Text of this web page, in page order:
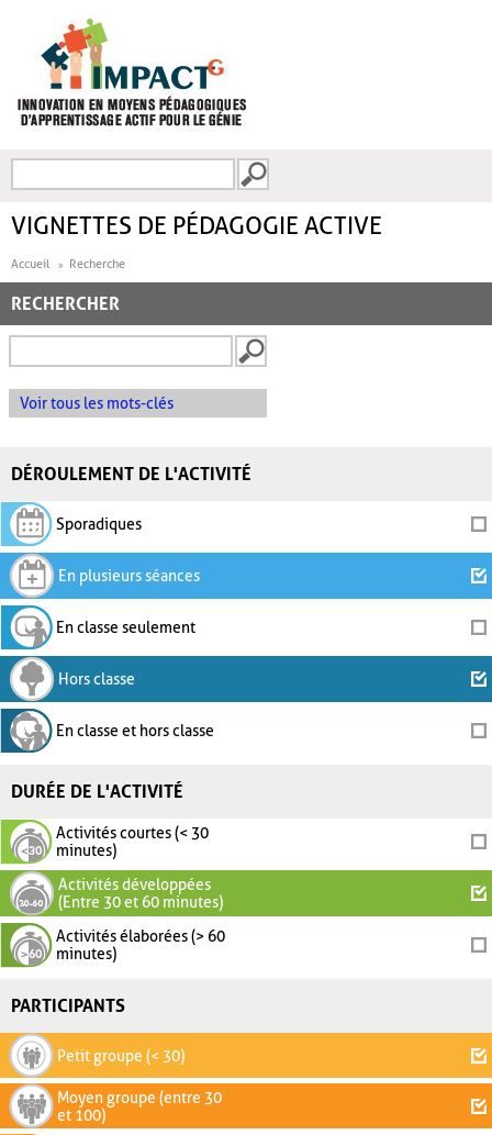
FORMULAIRE DE
VIGNETTES DE PÉDAGOGIE ACTIVE
Accueil Recherche
RECHERCHER
Voir tous les mots-clés
DÉROULEMENT DE L'ACTIVITÉ
Sporadiques
En plusieurs séances
En classe seulement
Hors classe
En classe et hors classe
DURÉE DE L'ACTIVITÉ
Activités courtes (< 30
minutes)
Activités développées
(Entre 30 et 60 minutes)
Activités élaborées (> 60
minutes)
PARTICIPANTS
Petit groupe (< 30)
Moyen groupe (entre 30
et 100)